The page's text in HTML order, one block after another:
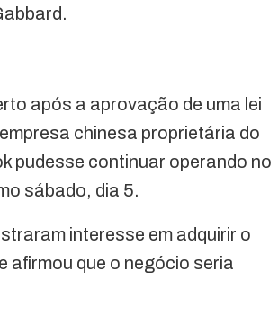
após a aprovação de uma lei
chinesa proprietária do
pudesse continuar operando no
sábado, dia 5.
interesse em adquirir o
afirmou que o negócio seria